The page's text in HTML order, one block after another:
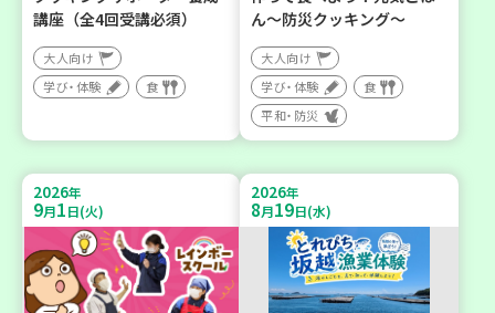
講座（全4回受講必須）
大人向け
学び・体験
食
ん～防災クッキング～
大人向け
学び・体験
食
平和・防災
2026年
9月1日(火)
2026年
8月19日(水)